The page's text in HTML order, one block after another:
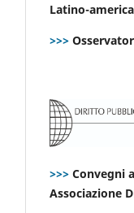
Latino-
>>>
>>> Convegni
Associazione